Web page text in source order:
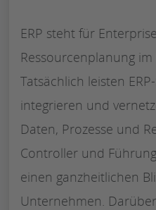
ERP steht für
Ressourcenplanung
Tatsächlich leisten
integrieren und
Daten, Prozesse und
Controller und
einen ganzheitlichen
Unternehmen.